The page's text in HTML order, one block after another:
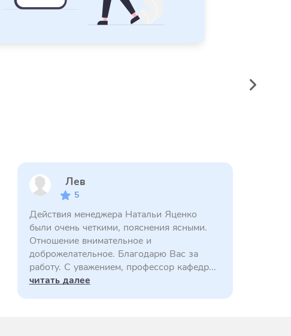
Лев
5
Действия менеджера Натальи Яценко
были очень четкими, пояснения ясными.
Отношение внимательное и
доброжелательное. Благодарю Вас за
работу. С уважением, профессор кафедр...
читать далее